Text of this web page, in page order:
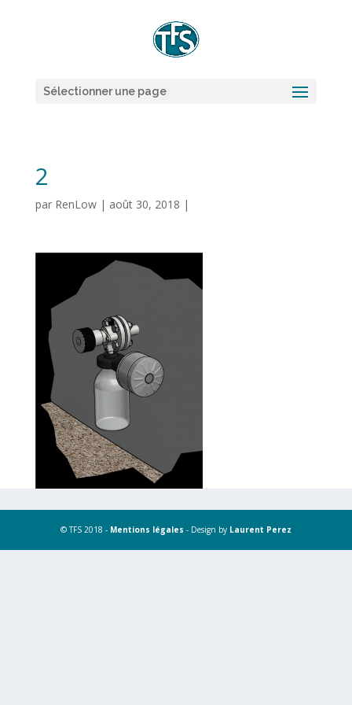
Sélectionner une page
2
par RenLow| août 30, 2018 |
© TFS 2018 - Mentions légales - Design by Laurent Perez